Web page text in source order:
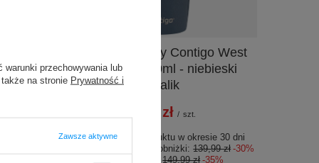
Kubek termiczny Contigo West
Loop Mini 300ml - niebieski
metalik
97,00 zł / szt.
Najniższa cena produktu w okresie 30 dni
przed wprowadzeniem obniżki:139,99 zł -30%
Cena regularna:149,99 zł -35%
warunki przechowywania lub
na stronie Prywatność i
Zawsze aktywne